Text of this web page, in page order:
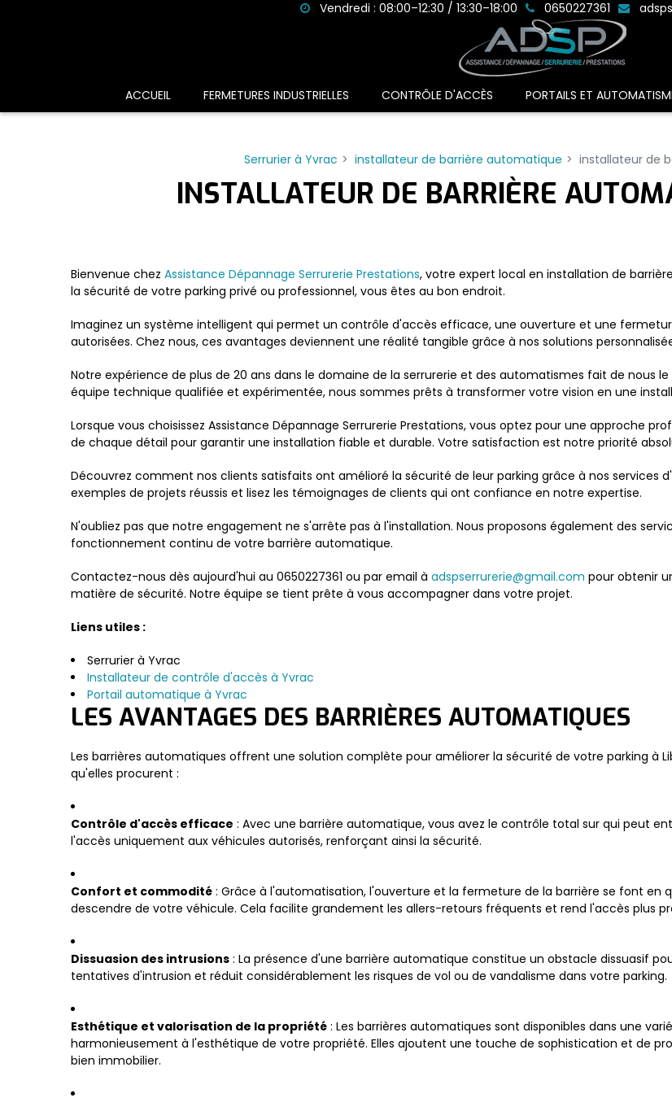
Vendredi : 08:00–12:30 / 13:30–18:00 0650227361
ACCUEIL FERMETURES INDUSTRIELLES CONTRÔLE D'ACCÈS PORTAILS ET
Serrurier à Yvrac installateur de barrière automatique installateur de
INSTALLATEUR DE BARRIÈRE
Bienvenue chez Assistance Dépannage Serrurerie Prestations, votre expert local en installation de
la sécurité de votre parking privé ou professionnel, vous êtes au bon endroit.
Imaginez un système intelligent qui permet un contrôle d'accès efficace, une ouverture et une
autorisées. Chez nous, ces avantages deviennent une réalité tangible grâce à nos solutions
Notre expérience de plus de 20 ans dans le domaine de la serrurerie et des automatismes fait de nous
équipe technique qualifiée et expérimentée, nous sommes prêts à transformer votre vision en une
Lorsque vous choisissez Assistance Dépannage Serrurerie Prestations, vous optez pour une approche
de chaque détail pour garantir une installation fiable et durable. Votre satisfaction est notre priorité
Découvrez comment nos clients satisfaits ont amélioré la sécurité de leur parking grâce à nos services
exemples de projets réussis et lisez les témoignages de clients qui ont confiance en notre expertise.
N'oubliez pas que notre engagement ne s'arrête pas à l'installation. Nous proposons également des
fonctionnement continu de votre barrière automatique.
Contactez-nous dès aujourd'hui au 0650227361 ou par email à adspserrurerie@gmail.com pour obtenir
matière de sécurité. Notre équipe se tient prête à vous accompagner dans votre projet.
Liens utiles :
Serrurier à Yvrac
Installateur de contrôle d'accès à Yvrac
Portail automatique à Yvrac
LES AVANTAGES DES BARRIÈRES AUTOMATIQUES
Les barrières automatiques offrent une solution complète pour améliorer la sécurité de votre parking à
qu'elles procurent :
Contrôle d'accès efficace : Avec une barrière automatique, vous avez le contrôle total sur qui peut
l'accès uniquement aux véhicules autorisés, renforçant ainsi la sécurité.
Confort et commodité : Grâce à l'automatisation, l'ouverture et la fermeture de la barrière se font en
descendre de votre véhicule. Cela facilite grandement les allers-retours fréquents et rend l'accès plus
Dissuasion des intrusions : La présence d'une barrière automatique constitue un obstacle dissuasif
tentatives d'intrusion et réduit considérablement les risques de vol ou de vandalisme dans votre parking.
Esthétique et valorisation de la propriété : Les barrières automatiques sont disponibles dans une
harmonieusement à l'esthétique de votre propriété. Elles ajoutent une touche de sophistication et de
bien immobilier.